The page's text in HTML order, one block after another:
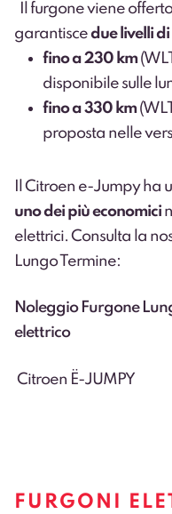
Il furgone viene
garantiscedue livelli
fino a 230 km
disponibile sulle
fino a 330 km
proposta nelle
Il Citroen e-Jumpy ha
uno dei più economici
elettrici. Consulta la
Lungo Termine:
Noleggio Furgone
elettrico
Citroen Ë-JUMPY
FURGONI